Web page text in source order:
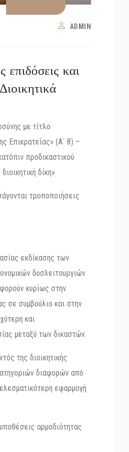
ADMIN
επιδόσεις και
με τίτλο
Επικρατείας» (Α΄ 8) –
προδικαστικού
δίκη»
τροποποιήσεις
εκδίκασης των
δυσλειτουργιών
κυρίως στην
σε συμβούλιο και στην
και
μεταξύ των δικαστών.
της διοικητικής
διαφορών από
εφαρμογή
αρμοδιότητας